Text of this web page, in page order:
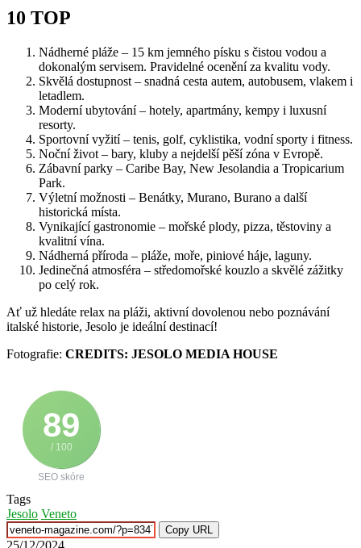
10 TOP
Nádherné pláže – 15 km jemného písku s čistou vodou a
dokonalým servisem. Pravidelné ocenění za kvalitu vody.
Skvělá dostupnost – snadná cesta autem, autobusem, vlakem i
letadlem.
Moderní ubytování – hotely, apartmány, kempy i luxusní
resorty.
Sportovní vyžití – tenis, golf, cyklistika, vodní sporty i fitness.
Noční život – bary, kluby a nejdelší pěší zóna v Evropě.
Zábavní parky – Caribe Bay, New Jesolandia a Tropicarium
Park.
Výletní možnosti – Benátky, Murano, Burano a další
historická místa.
Vynikající gastronomie – mořské plody, pizza, těstoviny a
kvalitní vína.
Nádherná příroda – pláže, moře, piniové háje, laguny.
Jedinečná atmosféra – středomořské kouzlo a skvělé zážitky
po celý rok.
Ať už hledáte relax na pláži, aktivní dovolenou nebo poznávání
italské historie, Jesolo je ideální destinací!
Fotografie: CREDITS: JESOLO MEDIA HOUSE
89
/ 100
SEO skóre
Tags
Jesolo Veneto
Copy URL
25/12/2024